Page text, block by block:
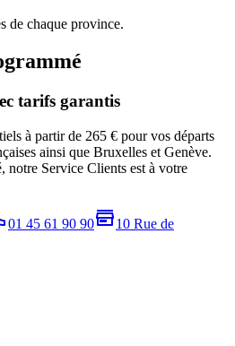
de chaque province.
tarifs garantis
à partir de 265 € pour vos départs
ainsi que Bruxelles et Genève.
notre Service Clients est à votre
01 45 61 90 90
10 Rue de